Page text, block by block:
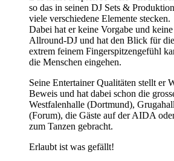
so das in seinen DJ Sets &
viele verschiedene Elemente stecken.
Dabei hat er keine Vorgabe und
Allround-DJ und hat den Blick für
extrem feinem Fingerspitzengefühl
die Menschen eingehen.
Seine Entertainer Qualitäten stellt er
Beweis und hat dabei schon die
Westfalenhalle (Dortmund),
(Forum), die Gäste auf der AIDA
zum Tanzen gebracht.
Erlaubt ist was gefällt!